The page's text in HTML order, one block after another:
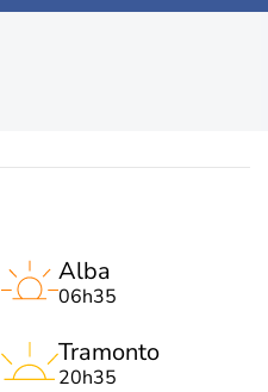
Alba
06h35
Tramonto
20h35